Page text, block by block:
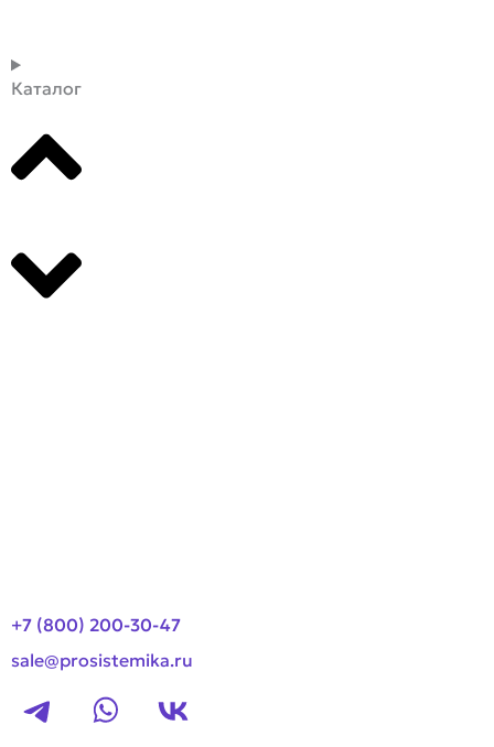
Каталог
+7 (800) 200-30-47
sale@prosistemika.ru